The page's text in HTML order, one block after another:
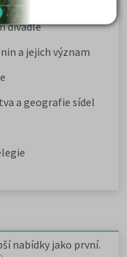
divadle
a jejich význam
a geografie sídel
nabídky jako první.